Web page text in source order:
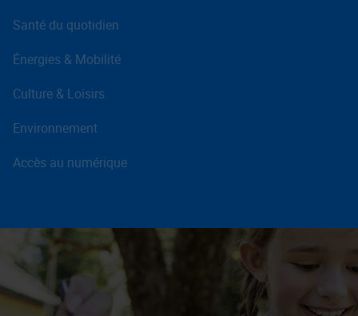
Santé du quotidien
Énergies & Mobilité
Culture & Loisirs
Environnement
Accès au numérique